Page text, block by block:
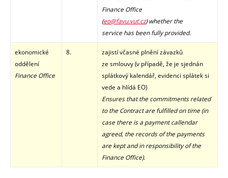
Finance Office
(eo@favu.vut.cz)whether the
service has been fully provided.
ekonomické
oddělení
Finance Office
8.
zajistí včasné plnění závazků
ze smlouvy (v případě, že je sjednán
splátkový kalendář, evidenci splátek si
vede a hlídá EO)
Ensures that the commitments related
to the Contract are fulfilled on time (in
case there is a payment callendar
agreed, the records of the payments
are kept and in responsibility of the
Finance Office).